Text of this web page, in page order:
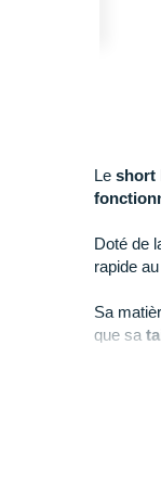
Le short
Doté de
rapide
Sa
que sa